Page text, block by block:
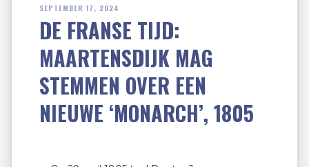
SEPTEMBER 17, 2024
DE FRANSE TIJD:
MAARTENSDIJK MAG
STEMMEN OVER EEN
NIEUWE ‘MONARCH’, 1805